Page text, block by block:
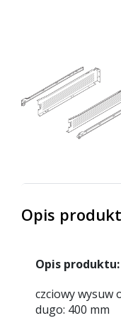
Opis
Opis produktu:
czciowy wysuw
dugo: 400 mm